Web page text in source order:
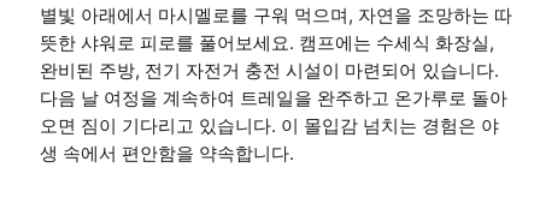
별빛 아래에서 마시멜로를 구워 먹으며, 자연을 조망하는 따
뜻한 샤워로 피로를 풀어보세요. 캠프에는 수세식 화장실,
완비된 주방, 전기 자전거 충전 시설이 마련되어 있습니다.
다음 날 여정을 계속하여 트레일을 완주하고 온가루로 돌아
오면 짐이 기다리고 있습니다. 이 몰입감 넘치는 경험은 야
생 속에서 편안함을 약속합니다.